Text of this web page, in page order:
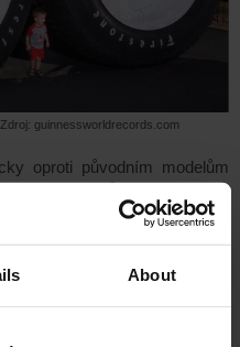
About
guinnessworldrecords.com
oproti původním modelům
motorům a vlastním
daleko lépe ovladatelné,
a hry